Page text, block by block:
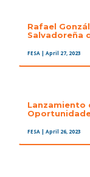
Rafael
Salvadoreña
FESA | April 27, 2023
Lanzamiento
FESA | April 26, 2023